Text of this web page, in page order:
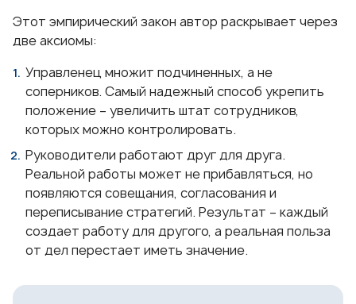
Этот эмпирический закон автор раскрывает через
две аксиомы:
Управленец множит подчиненных, а не
соперников. Самый надежный способ укрепить
положение – увеличить штат сотрудников,
которых можно контролировать.
Руководители работают друг для друга.
Реальной работы может не прибавляться, но
появляются совещания, согласования и
переписывание стратегий. Результат – каждый
создает работу для другого, а реальная польза
от дел перестает иметь значение.